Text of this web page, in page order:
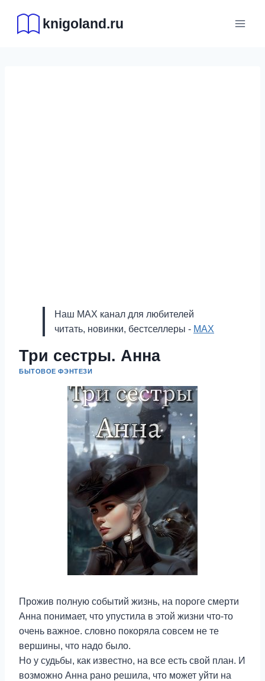
содержимому
knigoland.ru
Наш MAX канал для любителей
читать, новинки, бестселлеры - MAX
Три сестры. Анна
БЫТОВОЕ ФЭНТЕЗИ
Прожив полную событий жизнь, на пороге смерти
Анна понимает, что упустила в этой жизни что-то
очень важное. словно покоряла совсем не те
вершины, что надо было.
Но у судьбы, как известно, на все есть свой план. И
возможно Анна рано решила, что может уйти на